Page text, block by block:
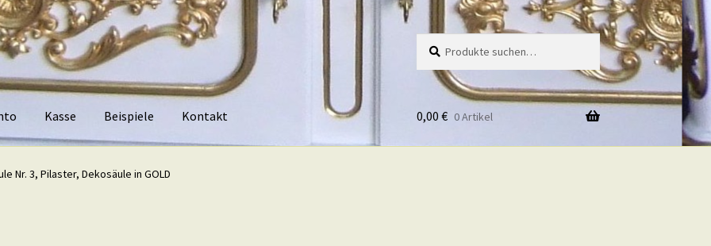
nach:
Kasse Beispiele Kontakt
Kontakt
0,00 € 0 Artikel
Nr. 3, Pilaster, Dekosäule in GOLD